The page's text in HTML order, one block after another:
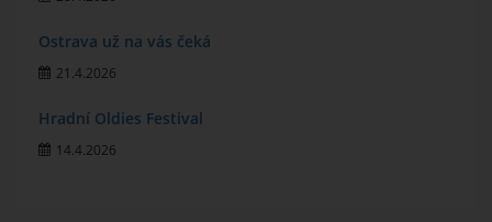
Ostrava už na vás čeká
21.4.2026
Hradní Oldies Festival
14.4.2026